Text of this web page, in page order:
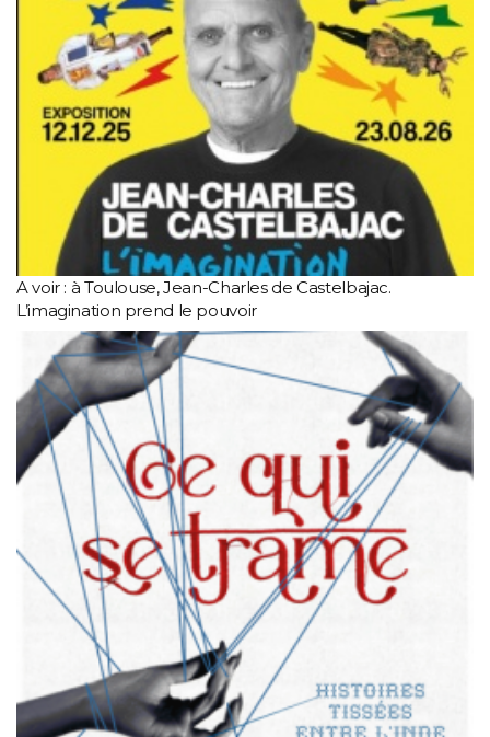
A voir : à Toulouse, Jean-Charles de Castelbajac.
L’imagination prend le pouvoir